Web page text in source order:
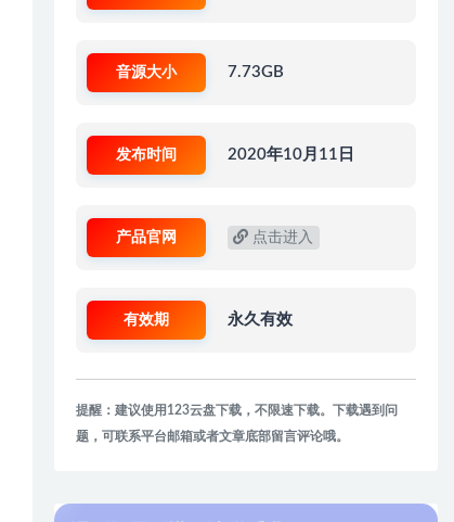
音源大小 7.73GB
发布时间 2020年10月11日
产品官网 点击进入
有效期 永久有效
提醒：建议使用123云盘下载，不限速下载。下载遇到问
题，可联系平台邮箱或者文章底部留言评论哦。